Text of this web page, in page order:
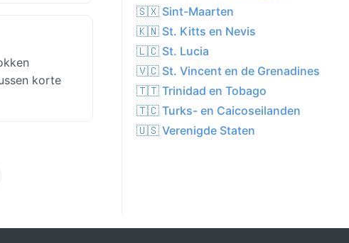
korte
🇸🇽 Sint-Maarten
🇰🇳 St. Kitts en Nevis
🇱🇨 St. Lucia
🇻🇨 St. Vincent en de Grenadines
🇹🇹 Trinidad en Tobago
🇹🇨 Turks- en Caicoseilanden
🇺🇸 Verenigde Staten